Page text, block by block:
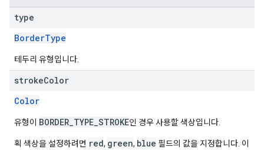
type
BorderType
테두리 유형입니다.
strokeColor
Color
유형이 BORDER_TYPE_STROKE인 경우 사용할 색상입니다.
획 색상을 설정하려면 red, green, blue 필드의 값을 지정합니다. 이